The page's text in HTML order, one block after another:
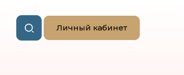
Личный кабинет